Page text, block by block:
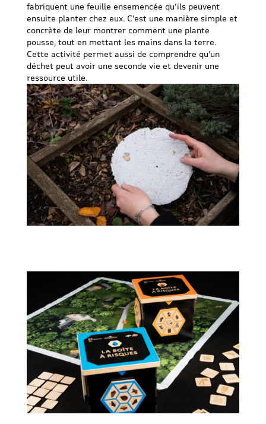
fabriquent une feuille ensemencée qu’ils peuvent
ensuite planter chez eux. C’est une manière simple et
concrète de leur montrer comment une plante
pousse, tout en mettant les mains dans la terre.
Cette activité permet aussi de comprendre qu’un
déchet peut avoir une seconde vie et devenir une
ressource utile.